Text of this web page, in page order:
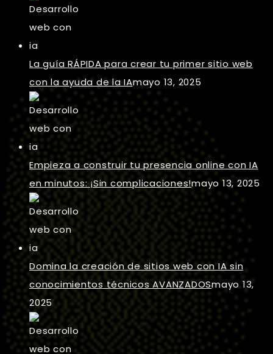
La guía RÁPIDA para crear tu primer sitio web
con la ayuda de la IAmayo 13, 2025
Empieza a construir tu presencia online con IA
en minutos: ¡Sin complicaciones!mayo 13, 2025
Domina la creación de sitios web con IA sin
conocimientos técnicos AVANZADOSmayo 13,
2025